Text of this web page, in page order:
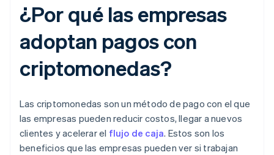
¿Por qué las empresas
adoptan pagos con
criptomonedas?
Las criptomonedas son un método de pago con el que
las empresas pueden reducir costos, llegar a nuevos
clientes y acelerar el flujo de caja. Estos son los
beneficios que las empresas pueden ver si trabajan